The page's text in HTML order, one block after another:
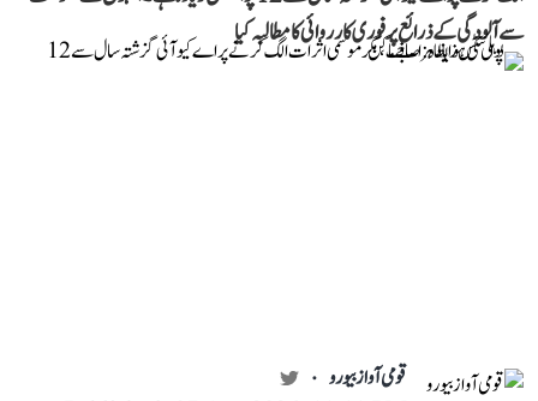
سے آلودگی کے ذرائع پر فوری کارروائی کا مطالبہ کیا
قومی آواز بیورو